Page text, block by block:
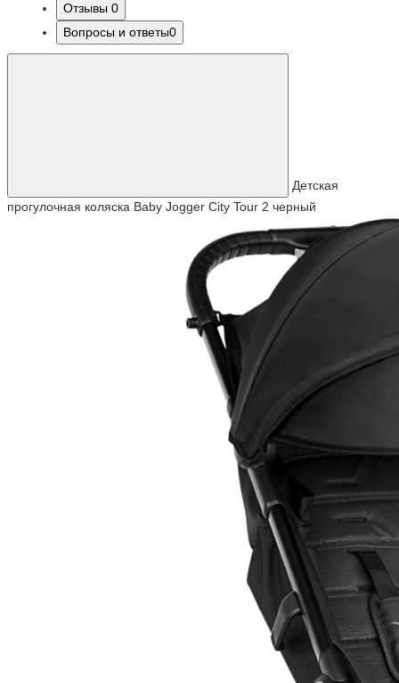
Отзывы 0
Вопросы и ответы0
Детская
прогулочная коляска Baby Jogger City Tour 2 черный